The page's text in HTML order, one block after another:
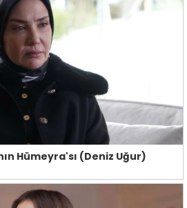
Hümeyra'sı (Deniz Uğur)